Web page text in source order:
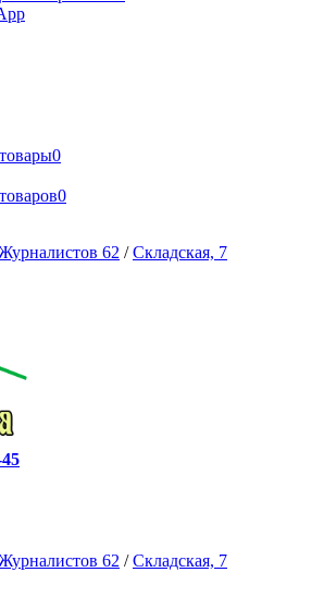
0
0
62 /Складская, 7
62 /Складская, 7